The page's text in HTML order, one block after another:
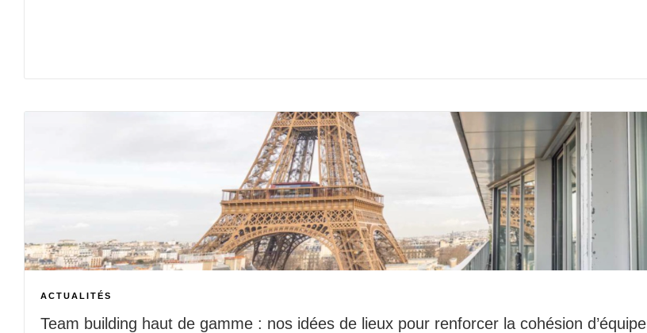
ACTUALITÉS
Team building haut de gamme : nos idées de lieux pour renforcer la cohésion d’équipe